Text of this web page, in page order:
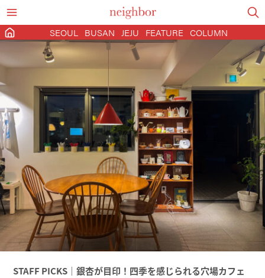
SEOUL BUSAN JEJU FEATURE COLUMN
STAFF PICKS｜銀杏が目印！四季を感じられる穴場カフェ